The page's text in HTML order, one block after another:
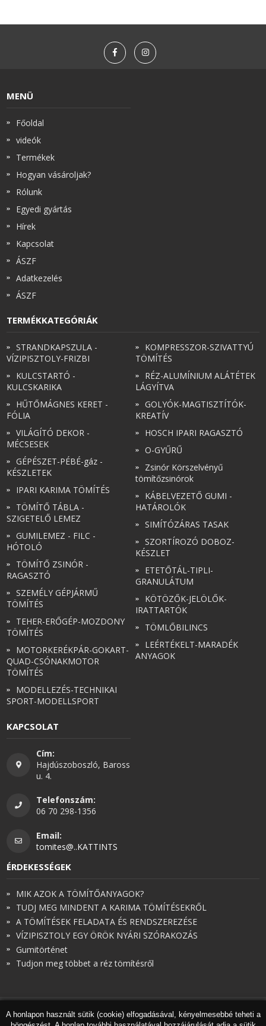
MENÜ
Főoldal
videók
Termékek
Hogyan vásároljak?
Rólunk
Egyedi gyártás
Hírek
Kapcsolat
ÁSZF
Adatkezelés
ÁSZF
TERMÉKKATEGÓRIÁK
STRANDKAPSZULA -
VÍZIPISZTOLY-FRIZBI
KULCSTARTÓ -
KULCSKARIKA
HŰTŐMÁGNES KERET -
FÓLIA
VILÁGÍTÓ DEKOR -
MÉCSESEK
GÉPÉSZET-PÉBÉ-gáz -
KÉSZLETEK
IPARI KARIMA TÖMÍTÉS
TÖMÍTŐ TÁBLA -
SZIGETELŐ LEMEZ
GUMILEMEZ - FILC -
HÓTOLÓ
TÖMÍTŐ ZSINÓR -
RAGASZTÓ
SZEMÉLY GÉPJÁRMŰ
TÖMÍTÉS
TEHER-ERŐGÉP-MOZDONY
TÖMÍTÉS
MOTORKERÉKPÁR-GOKART-
QUAD-CSÓNAKMOTOR
TÖMÍTÉS
MODELLEZÉS-TECHNIKAI
SPORT-MODELLSPORT
KOMPRESSZOR-SZIVATTYÚ
TÖMÍTÉS
RÉZ-ALUMÍNIUM ALÁTÉTEK
LÁGYÍTVA
GOLYÓK-MAGTISZTÍTÓK-
KREATÍV
HOSCH IPARI RAGASZTÓ
O-GYŰRŰ
Zsinór Körszelvényű
tömítőzsinórok
KÁBELVEZETŐ GUMI -
HATÁROLÓK
SIMÍTÓZÁRAS TASAK
SZORTÍROZÓ DOBOZ-
KÉSZLET
ETETŐTÁL-TIPLI-
GRANULÁTUM
KÖTÖZŐK-JELÖLŐK-
IRATTARTÓK
TÖMLŐBILINCS
LEÉRTÉKELT-MARADÉK
ANYAGOK
KAPCSOLAT
Cím:
Hajdúszoboszló, Baross
u. 4.
Telefonszám:
06 70 298-1356
Email:
tomites@..KATTINTS
ÉRDEKESSÉGEK
MIK AZOK A TÖMÍTŐANYAGOK?
TUDJ MEG MINDENT A KARIMA TÖMÍTÉSEKRŐL
A TÖMÍTÉSEK FELADATA ÉS RENDSZEREZÉSE
VÍZIPISZTOLY EGY ÖRÖK NYÁRI SZÓRAKOZÁS
Gumitörténet
Tudjon meg többet a réz tömítésről
© Török és Társai 2026 - Minden jog fenntartva
A honlapon használt sütik (cookie) elfogadásával, kényelmesebbé teheti a